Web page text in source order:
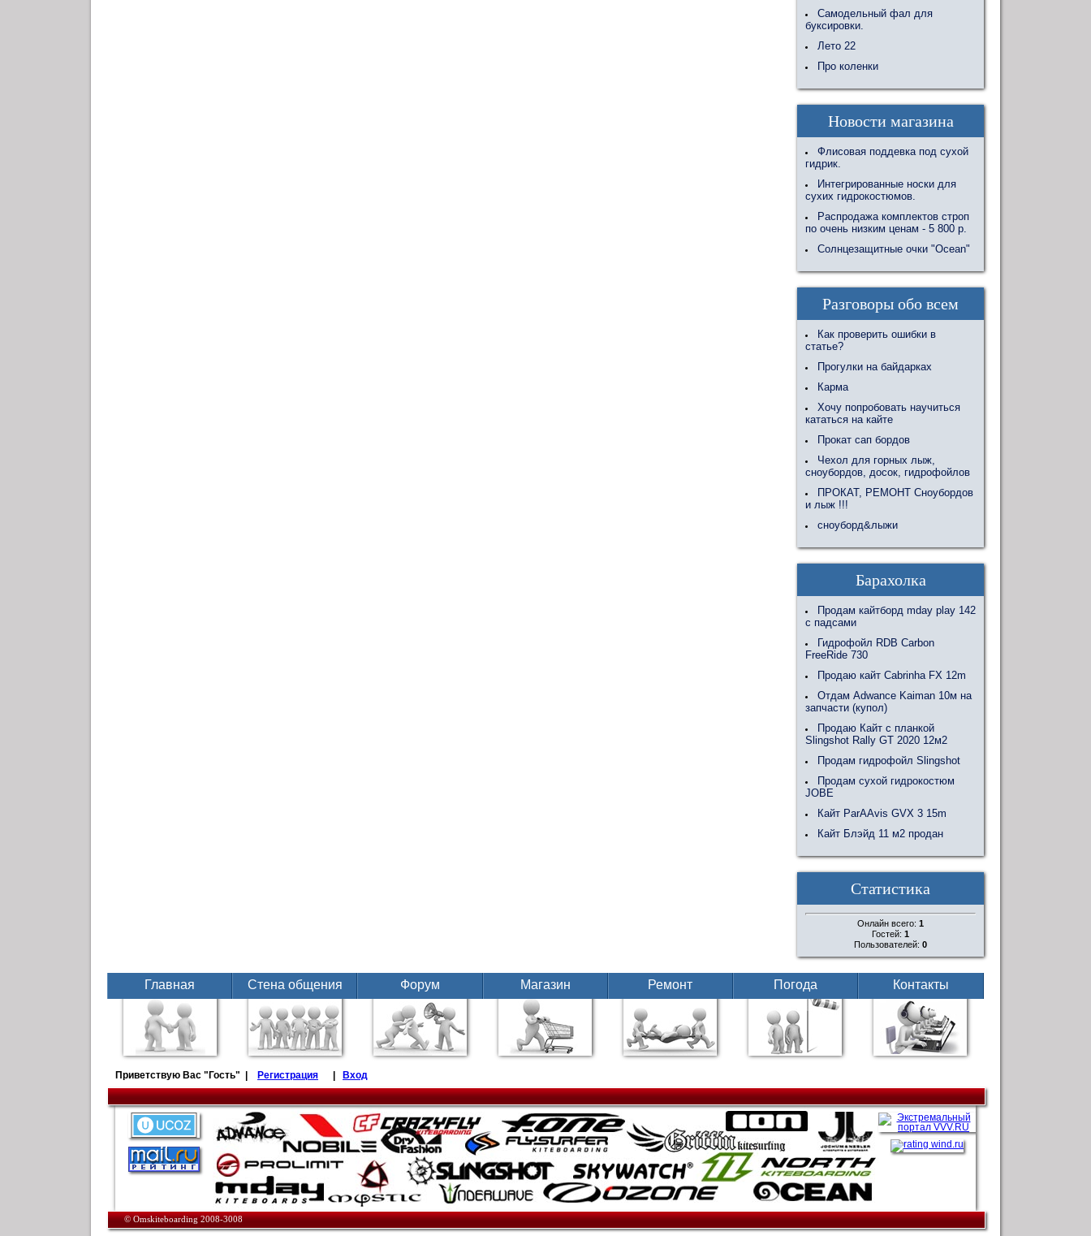
Самодельный фал для
буксировки.
Лето 22
Про коленки
Новости магазина
Флисовая поддевка под сухой
гидрик.
Интегрированные носки для
сухих гидрокостюмов.
Распродажа комплектов строп
по очень низким ценам - 5 800 р.
Солнцезащитные очки "Ocean"
Разговоры обо всем
Как проверить ошибки в
статье?
Прогулки на байдарках
Карма
Хочу попробовать научиться
кататься на кайте
Прокат сап бордов
Чехол для горных лыж,
сноубордов, досок, гидрофойлов
ПРОКАТ, РЕМОНТ Сноубордов
и лыж !!!
сноуборд&лыжи
Барахолка
Продам кайтборд mday play 142
с падсами
Гидрофойл RDB Carbon
FreeRide 730
Продаю кайт Cabrinha FX 12m
Отдам Adwance Kaiman 10м на
запчасти (купол)
Продаю Кайт с планкой
Slingshot Rally GT 2020 12м2
Продам гидрофойл Slingshot
Продам сухой гидрокостюм
JOBE
Кайт ParAAvis GVX 3 15m
Кайт Блэйд 11 м2 продан
Статистика
Онлайн всего: 1
Гостей: 1
Пользователей: 0
Главная Стена общения Форум Магазин Ремонт Погода Контакты
Приветствую Вас "Гость" | Регистрация Вход
© Omskiteboarding 2008-3008